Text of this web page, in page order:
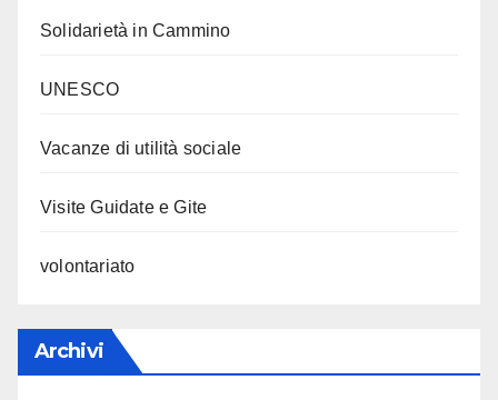
Solidarietà in Cammino
UNESCO
Vacanze di utilità sociale
Visite Guidate e Gite
volontariato
Archivi